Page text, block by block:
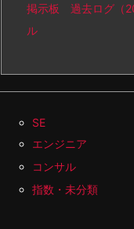
掲示板 過去ログ（
ル
SE
エンジニア
コンサル
指数・未分類